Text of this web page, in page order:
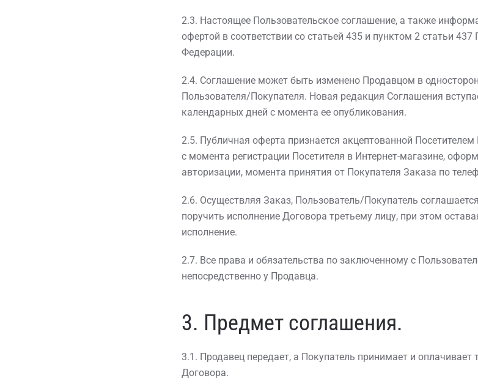
2.3. Настоящее Пользовательское соглашение, а также
офертой в соответствии со статьей 435 и пунктом 2 статьи
Федерации.
2.4. Соглашение может быть изменено Продавцом в
Пользователя/Покупателя. Новая редакция Соглашения
календарных дней с момента ее опубликования.
2.5. Публичная оферта признается акцептованной
с момента регистрации Посетителя в Интернет-магазине,
авторизации, момента принятия от Покупателя Заказа по
2.6. Осуществляя Заказ, Пользователь/Покупатель
поручить исполнение Договора третьему лицу, при этом
исполнение.
2.7. Все права и обязательства по заключенному с
непосредственно у Продавца.
3. Предмет соглашения.
3.1. Продавец передает, а Покупатель принимает и
Договора.